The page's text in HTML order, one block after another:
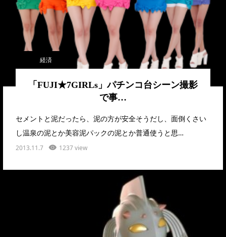
経済
「FUJI★7GIRLs」パチンコ台シーン撮影
で事…
セメントと泥だったら、泥の方が安全そうだし、面倒くさい
し温泉の泥とか美容泥パックの泥とか普通使うと思…
2013.11.7 1237 view